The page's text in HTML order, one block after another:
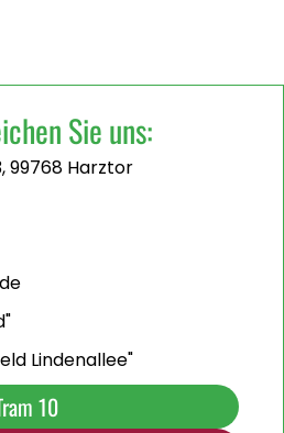
Sie uns:
99768 Harztor
Lindenallee"
10